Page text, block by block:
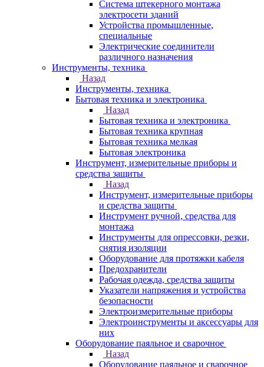
Система штекерного монтажа
электросети зданий
Устройства промышленные,
специальные
Электрические соединители
различного назначения
Инструменты, техника
Назад
Инструменты, техника
Бытовая техника и электроника
Назад
Бытовая техника и электроника
Бытовая техника крупная
Бытовая техника мелкая
Бытовая электроника
Инструмент, измерительные приборы и
средства защиты
Назад
Инструмент, измерительные приборы
и средства защиты
Инструмент ручной, средства для
монтажа
Инструменты для опрессовки, резки,
снятия изоляции
Оборудование для протяжки кабеля
Предохранители
Рабочая одежда, средства защиты
Указатели напряжения и устройства
безопасности
Электроизмерительные приборы
Электроинструменты и аксессуары для
них
Оборудование паяльное и сварочное
Назад
Оборудование паяльное и сварочное